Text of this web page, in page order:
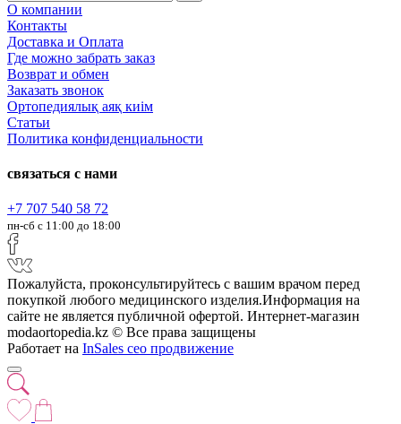
О компании
Контакты
Доставка и Оплата
Где можно забрать заказ
Возврат и обмен
Заказать звонок
Ортопедиялық аяқ киім
Статьи
Политика конфиденциальности
связаться с нами
+7 707 540 58 72
пн-сб с 11:00 до 18:00
Пожалуйста, проконсультируйтесь с вашим врачом перед
покупкой любого медицинского изделия.Информация на
сайте не является публичной офертой. Интернет-магазин
modaortopedia.kz © Все права защищены
Работает на InSales сео продвижение